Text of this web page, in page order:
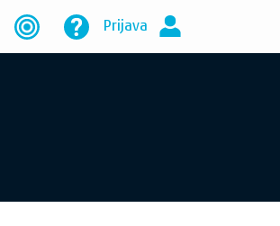
Prijava